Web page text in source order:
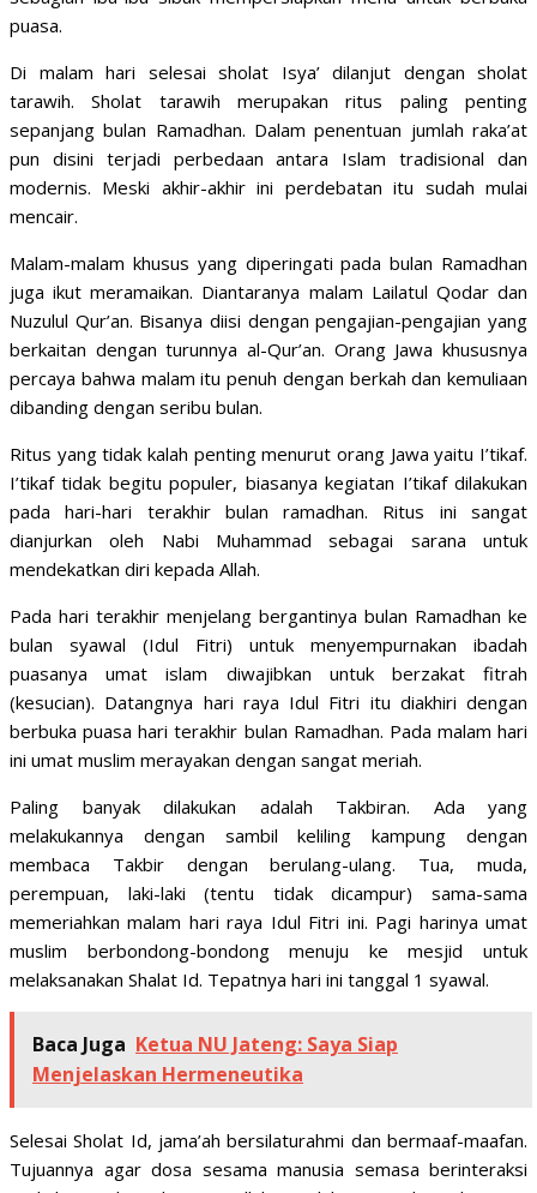
puasa.
Di malam hari selesai sholat Isya’ dilanjut dengan sholat
tarawih. Sholat tarawih merupakan ritus paling penting
sepanjang bulan Ramadhan. Dalam penentuan jumlah raka’at
pun disini terjadi perbedaan antara Islam tradisional dan
modernis. Meski akhir-akhir ini perdebatan itu sudah mulai
mencair.
Malam-malam khusus yang diperingati pada bulan Ramadhan
juga ikut meramaikan. Diantaranya malam Lailatul Qodar dan
Nuzulul Qur’an. Bisanya diisi dengan pengajian-pengajian yang
berkaitan dengan turunnya al-Qur’an. Orang Jawa khususnya
percaya bahwa malam itu penuh dengan berkah dan kemuliaan
dibanding dengan seribu bulan.
Ritus yang tidak kalah penting menurut orang Jawa yaitu I’tikaf.
I’tikaf tidak begitu populer, biasanya kegiatan I’tikaf dilakukan
pada hari-hari terakhir bulan ramadhan. Ritus ini sangat
dianjurkan oleh Nabi Muhammad sebagai sarana untuk
mendekatkan diri kepada Allah.
Pada hari terakhir menjelang bergantinya bulan Ramadhan ke
bulan syawal (Idul Fitri) untuk menyempurnakan ibadah
puasanya umat islam diwajibkan untuk berzakat fitrah
(kesucian). Datangnya hari raya Idul Fitri itu diakhiri dengan
berbuka puasa hari terakhir bulan Ramadhan. Pada malam hari
ini umat muslim merayakan dengan sangat meriah.
Paling banyak dilakukan adalah Takbiran. Ada yang
melakukannya dengan sambil keliling kampung dengan
membaca Takbir dengan berulang-ulang. Tua, muda,
perempuan, laki-laki (tentu tidak dicampur) sama-sama
memeriahkan malam hari raya Idul Fitri ini. Pagi harinya umat
muslim berbondong-bondong menuju ke mesjid untuk
melaksanakan Shalat Id. Tepatnya hari ini tanggal 1 syawal.
Baca Juga Ketua NU Jateng: Saya Siap
Menjelaskan Hermeneutika
Selesai Sholat Id, jama’ah bersilaturahmi dan bermaaf-maafan.
Tujuannya agar dosa sesama manusia semasa berinteraksi